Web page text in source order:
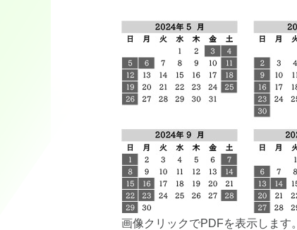
画像クリックでPDFを表示します。